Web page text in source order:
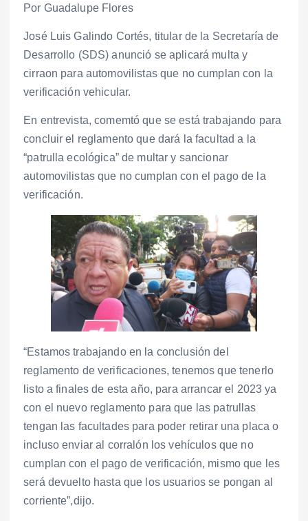
Por Guadalupe Flores
José Luis Galindo Cortés, titular de la Secretaría de
Desarrollo (SDS) anunció se aplicará multa y
cirraon para automovilistas que no cumplan con la
verificación vehicular.
En entrevista, comemtó que se está trabajando para
concluir el reglamento que dará la facultad a la
“patrulla ecológica” de multar y sancionar
automovilistas que no cumplan con el pago de la
verificación.
“Estamos trabajando en la conclusión del
reglamento de verificaciones, tenemos que tenerlo
listo a finales de esta año, para arrancar el 2023 ya
con el nuevo reglamento para que las patrullas
tengan las facultades para poder retirar una placa o
incluso enviar al corralón los vehículos que no
cumplan con el pago de verificación, mismo que les
será devuelto hasta que los usuarios se pongan al
corriente”,dijo.